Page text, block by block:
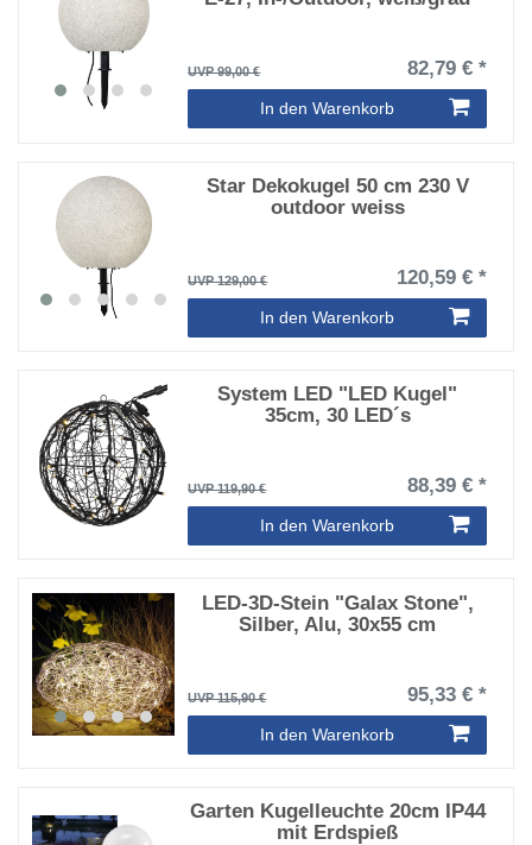
UVP 99,00 € 82,79 € *
In den Warenkorb
Star Dekokugel 50 cm 230 V
outdoor weiss
UVP 129,00 € 120,59 € *
In den Warenkorb
System LED "LED Kugel"
35cm, 30 LED´s
UVP 119,90 € 88,39 € *
In den Warenkorb
LED-3D-Stein "Galax Stone",
Silber, Alu, 30x55 cm
UVP 115,90 € 95,33 € *
In den Warenkorb
Garten Kugelleuchte 20cm IP44
mit Erdspieß